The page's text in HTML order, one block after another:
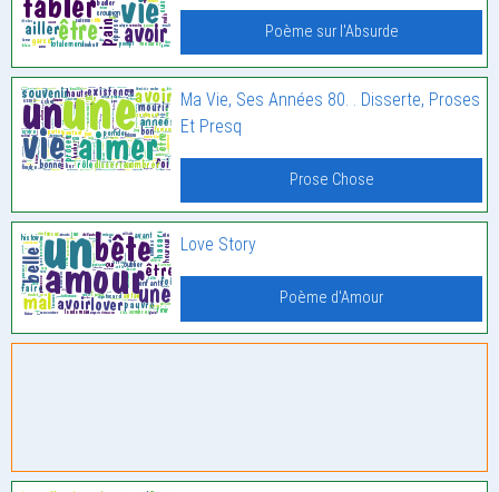
Poème sur l'Absurde
Ma Vie, Ses Années 80. . Disserte, Proses
Et Presq
Prose Chose
Love Story
Poème d'Amour